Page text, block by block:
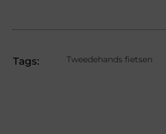
Tags: Tweedehands fietsen